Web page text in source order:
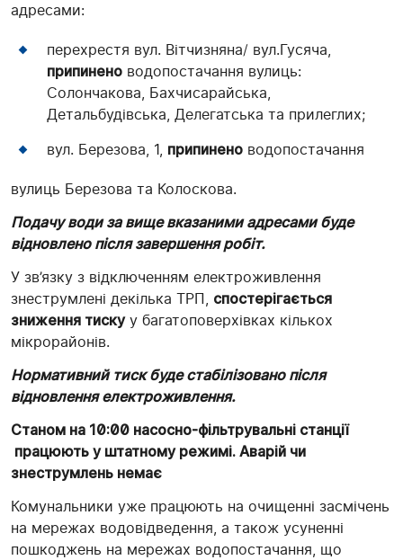
адресами:
перехрестя вул. Вітчизняна/ вул.Гусяча,
припинено водопостачання вулиць:
Солончакова, Бахчисарайська,
Детальбудівська, Делегатська та прилеглих;
вул. Березова, 1, припинено водопостачання
вулиць Березова та Колоскова.
Подачу води за вище вказаними адресами буде
відновлено після завершення робіт.
У зв’язку з відключенням електроживлення
знеструмлені декілька ТРП, спостерігається
зниження тискуу багатоповерхівках кількох
мікрорайонів.
Нормативний тиск буде стабілізовано після
відновлення електроживлення.
Станом на 10:00 насосно-фільтрувальні станції
працюють у штатному режимі. Аварій чи
знеструмлень немає
Комунальники уже працюють на очищенні засмічень
на мережах водовідведення, а також усуненні
пошкоджень на мережах водопостачання, що